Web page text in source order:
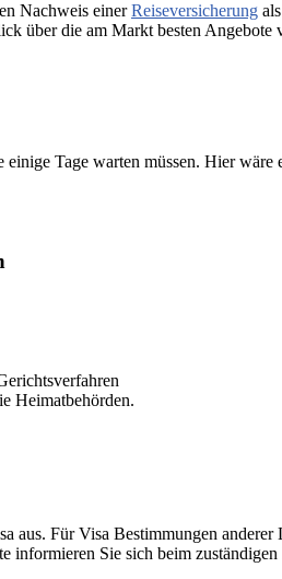
Nachweis einerReiseversicherung
über die am Markt besten
Tage warten müssen. Hier
Heimatbehörden.
Für Visa Bestimmungen
informieren Sie sich beim